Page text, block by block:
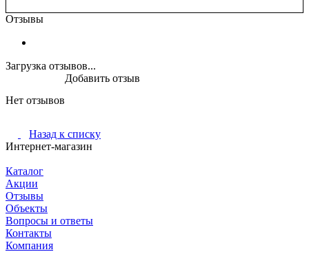
Отзывы
Загрузка отзывов...
Нет отзывов
Добавить отзыв
Назад к списку
Интернет-магазин
Каталог
Акции
Отзывы
Объекты
Вопросы и ответы
Контакты
Компания